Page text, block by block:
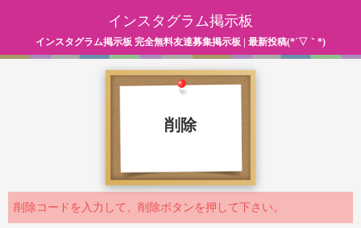
インスタグラム掲示板
インスタグラム掲示板 完全無料友達募集掲示板 | 最新投稿(*´▽｀*)
削除
削除コードを入力して、削除ボタンを押して下さい。